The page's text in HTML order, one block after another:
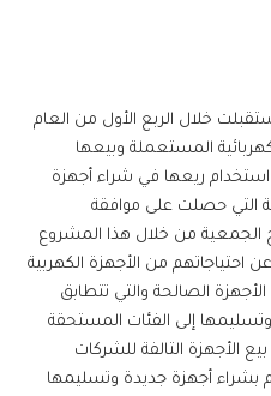
خلال الربع الأول من العام
الكهربائية المستعملة وبيعها
ريعها في شراء أجهزة
التي حصلت على موافقة
الجمعية من خلال هذا المشروع
احتياجاتهم من الأجهزة الكهربية
الأجهزة الصالحة والتي تتطابق
إلى الفئات المستحقة
الأجهزة التالفة للشركات
بشراء أجهزة جديدة وتسليمها